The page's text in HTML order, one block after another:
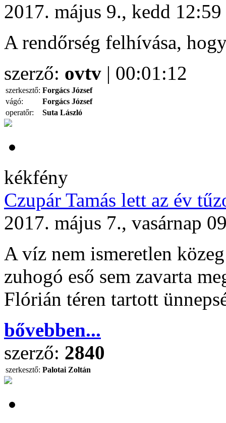
2017. május 9., kedd 12:59
A rendőrség felhívása,
szerző: ovtv | 00:01:12
szerkesztő: Forgács József
vágó:
Forgács József
operatőr:
Suta László
kékfény
Czupár Tamás lett az év
2017. május 7., vasárnap
A víz nem ismeretlen
zuhogó eső sem zavarta
Flórián téren tartott
bővebben...
szerző: 2840
szerkesztő: Palotai Zoltán